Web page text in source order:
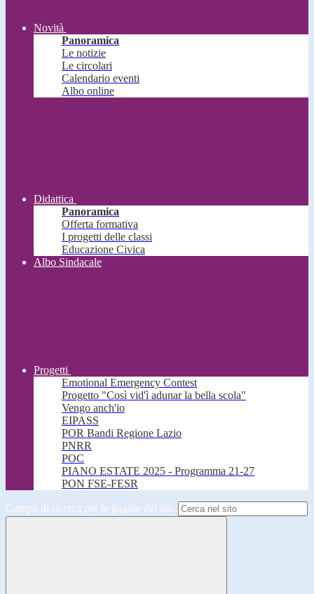
Novità
Panoramica
Le notizie
Le circolari
Calendario eventi
Albo online
Didattica
Panoramica
Offerta formativa
I progetti delle classi
Educazione Civica
Albo Sindacale
Progetti
Emotional Emergency Contest
Progetto "Così vid'ì adunar la bella scola"
Vengo anch'io
EIPASS
POR Bandi Regione Lazio
PNRR
POC
PIANO ESTATE 2025 - Programma 21-27
PON FSE-FESR
Campo di ricerca per le pagine del sito